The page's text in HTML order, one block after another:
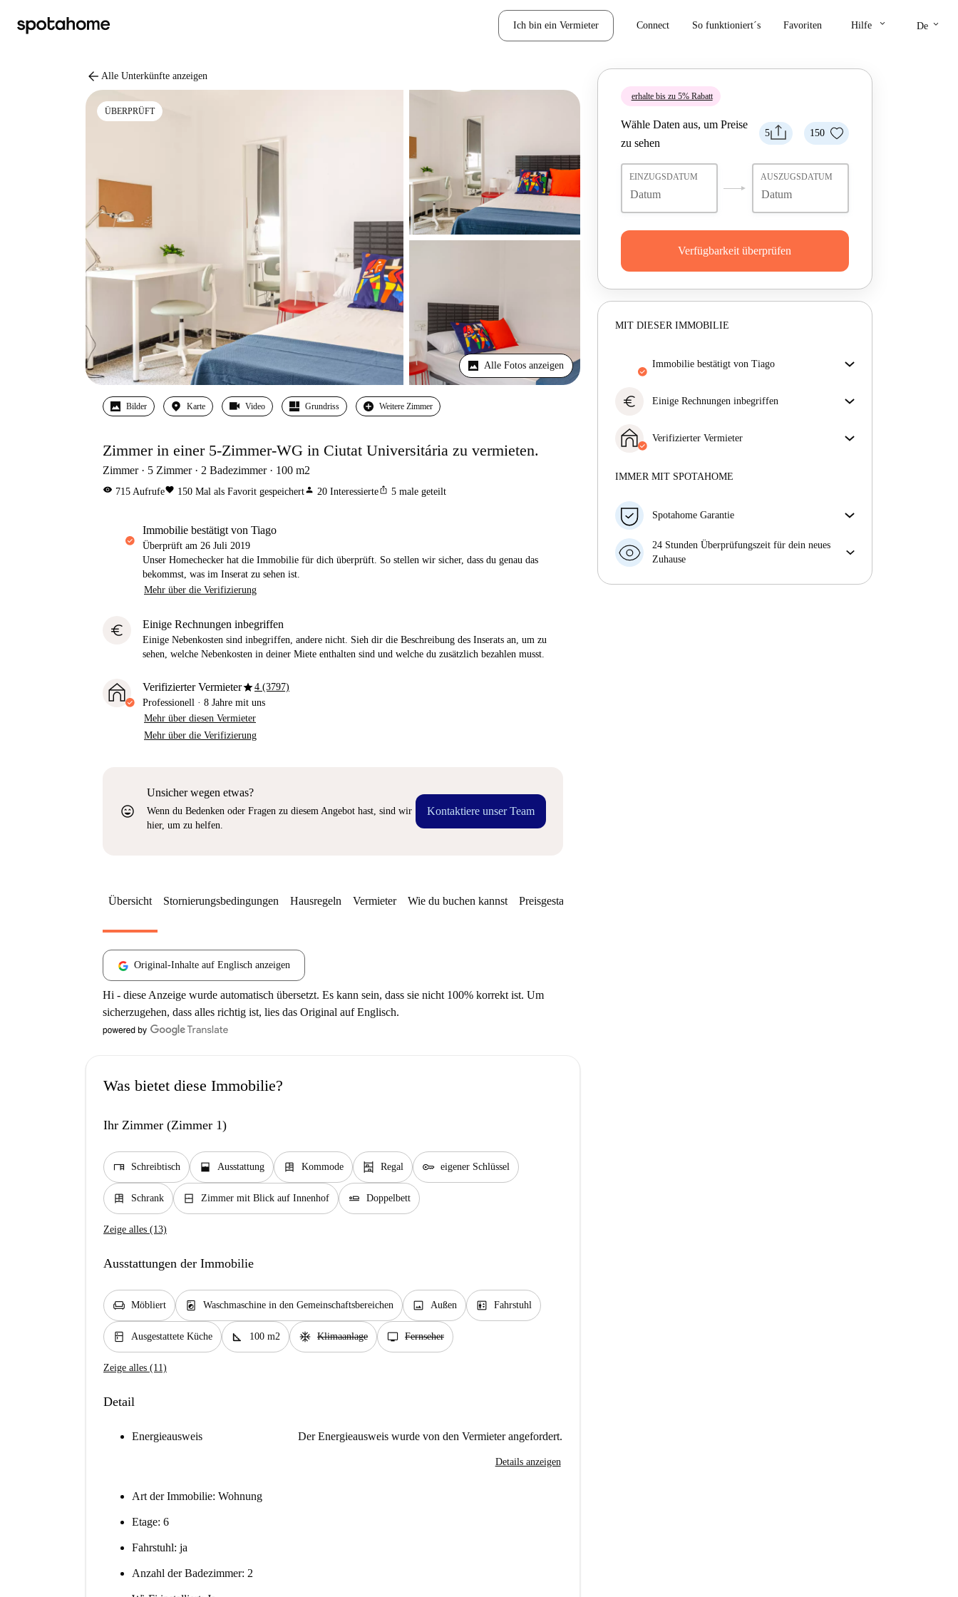
Ich bin ein Vermieter Connect So funktioniert´s Favoriten Hilfe keyboard_arrow_down De keyboard_arrow_down
arrow_back Alle Unterkünfte anzeigen
ÜBERPRÜFT
Alle Fotos anzeigen
Bilder Karte Video Grundriss Weitere Zimmer
Zimmer in einer 5-Zimmer-WG in Ciutat Universitária zu vermieten.
Zimmer 5 Zimmer 2 Badezimmer 100 m2
visibility 715 Aufrufefavorite 150 Mal als Favorit gespeichertperson 20 Interessierteios_share 5 male geteilt
Immobilie bestätigt von Tiago
Überprüft am 26 Juli 2019
Unser Homechecker hat die Immobilie für dich überprüft. So stellen wir sicher, dass du genau das
bekommst, was im Inserat zu sehen ist.
Mehr über die Verifizierung
euro Einige Rechnungen inbegriffen
Einige Nebenkosten sind inbegriffen, andere nicht. Sieh dir die Beschreibung des Inserats an, um zu
sehen, welche Nebenkosten in deiner Miete enthalten sind und welche du zusätzlich bezahlen musst.
Verifizierter Vermieterstar4 (3797)
Professionell · 8 Jahre mit uns
Mehr über diesen Vermieter
Mehr über die Verifizierung
sentiment_very_satisfied
Unsicher wegen etwas?
Wenn du Bedenken oder Fragen zu diesem Angebot hast, sind wir
hier, um zu helfen.
Kontaktiere unser Team
erhalte bis zu 5% Rabatt
5 150
Wähle Daten aus, um Preise
zu sehen
EINZUGSDATUM AUSZUGSDATUM
Verfügbarkeit überprüfen
MIT DIESER IMMOBILIE
Immobilie bestätigt von Tiago
überprüft. So stellen wir sicher, dass du genau das
Mehr über die Verifizierung
euro Einige Rechnungen inbegriffen
Sieh dir die Beschreibung des Inserats an, um zu
sehen, welche Nebenkosten in deiner Miete enthalten
Verifizierter Vermieter
Mehr über diesen Vermieter
IMMER MIT SPOTAHOME
Spotahome Garantie
Falls der Vermieter deine Buchung kurzfristig
storniert, werden wir dir entweder A) ein Hotel
finden oder B) den gezahlten Betrag vollständig
24 Stunden Überprüfungszeit für dein neues
Zuhause
Übersicht Stornierungsbedingungen Hausregeln Vermieter Wie du buchen kannst Preisgestaltung
Original-Inhalte auf Englisch anzeigen
Hi - diese Anzeige wurde automatisch übersetzt. Es kann sein, dass sie nicht 100% korrekt ist. Um
sicherzugehen, dass alles richtig ist, lies das Original auf Englisch.
Was bietet diese Immobilie?
Ihr Zimmer (Zimmer 1)
desk Schreibtisch window_open Ausstattung dresser Kommode shelves Regal key eigener Schlüssel
dresser Schrank window_closed Zimmer mit Blick auf Innenhof airline_seat_flat Doppelbett
Zeige alles (13)
Ausstattungen der Immobilie
chair Möbliert local_laundry_service Waschmaschine in den Gemeinschaftsbereichen image Außen elevator Fahrstuhl
kitchen Ausgestattete Küche square_foot 100 m2 ac_unit Klimaanlage tv Fernseher
Zeige alles (11)
Detail
Energieausweis Der Energieausweis wurde von den Vermieter angefordert.
Details anzeigen
Art der Immobilie: Wohnung
Etage: 6
Fahrstuhl: ja
Anzahl der Badezimmer: 2